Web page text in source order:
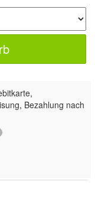
Bezahlung nach